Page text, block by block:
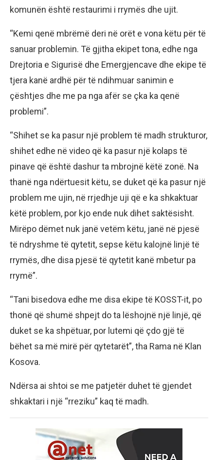
komunën është restaurimi i rrymës dhe ujit.
“Kemi qenë mbrëmë deri në orët e vona këtu për të
sanuar problemin. Të gjitha ekipet tona, edhe nga
Drejtoria e Sigurisë dhe Emergjencave dhe ekipe të
tjera kanë ardhë për të ndihmuar sanimin e
çështjes dhe me pa nga afër se çka ka qenë
problemi”.
“Shihet se ka pasur një problem të madh strukturor,
shihet edhe në video që ka pasur një kolaps të
pinave që është dashur ta mbrojnë këtë zonë. Na
thanë nga ndërtuesit këtu, se duket që ka pasur një
problem me ujin, në rrjedhje uji që e ka shkaktuar
këtë problem, por kjo ende nuk dihet saktësisht.
Mirëpo dëmet nuk janë vetëm këtu, janë në pjesë
të ndryshme të qytetit, sepse këtu kalojnë linjë të
rrymës, dhe disa pjesë të qytetit kanë mbetur pa
rrymë”.
“Tani bisedova edhe me disa ekipe të KOSST-it, po
thonë që shumë shpejt do ta lëshojnë një linjë, që
duket se ka shpëtuar, por lutemi që çdo gjë të
bëhet sa më mirë për qytetarët”, tha Rama në Klan
Kosova.
Ndërsa ai shtoi se me patjetër duhet të gjendet
shkaktari i një “rreziku” kaq të madh.